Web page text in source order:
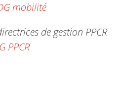
mobilité
de gestion PPCR
PPCR